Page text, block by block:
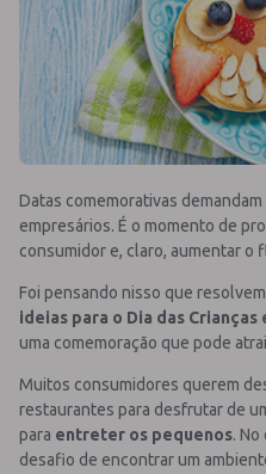
Datas comemorativas
empresários. É o momento de
consumidor e, claro, aumentar o
Foi pensando nisso que
ideias para o Dia das
uma comemoração que pode
Muitos consumidores querem
restaurantes para desfrutar de
para entreter os pequenos.
desafio de encontrar um